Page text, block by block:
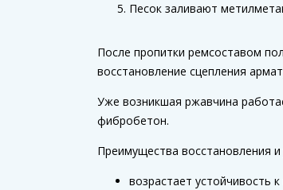
Песок заливают
После пропитки ремсоставом
восстановление сцепления
Уже возникшая ржавчина
фибробетон.
Преимущества восстановления
возрастает устойчивость